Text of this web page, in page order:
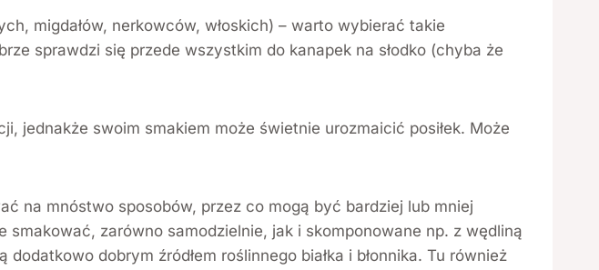
migdałów, nerkowców, włoskich) – warto wybierać takie
sprawdzi się przede wszystkim do kanapek na słodko (chyba że
jednakże swoim smakiem może świetnie urozmaicić posiłek. Może
na mnóstwo sposobów, przez co mogą być bardziej lub mniej
zarówno samodzielnie, jak i skomponowane np. z wędliną
dobrym źródłem roślinnego białka i błonnika. Tu również